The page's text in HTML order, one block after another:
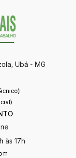
Ubá - MG
às 17h